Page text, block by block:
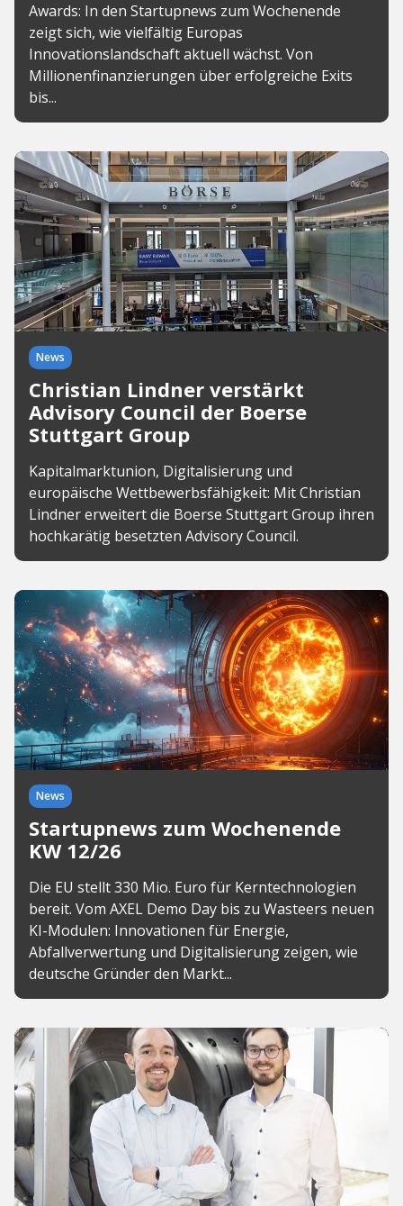
Awards: In den Startupnews zum Wochenende
zeigt sich, wie vielfältig Europas
Innovationslandschaft aktuell wächst. Von
Millionenfinanzierungen über erfolgreiche Exits
bis...
News
Christian Lindner verstärkt
Advisory Council der Boerse
Stuttgart Group
Kapitalmarktunion, Digitalisierung und
europäische Wettbewerbsfähigkeit: Mit Christian
Lindner erweitert die Boerse Stuttgart Group ihren
hochkarätig besetzten Advisory Council.
News
Startupnews zum Wochenende
KW 12/26
Die EU stellt 330 Mio. Euro für Kerntechnologien
bereit. Vom AXEL Demo Day bis zu Wasteers neuen
KI-Modulen: Innovationen für Energie,
Abfallverwertung und Digitalisierung zeigen, wie
deutsche Gründer den Markt...